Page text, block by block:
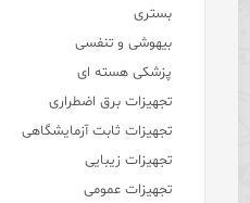
بستری
بیهوشی و تنفسی
پزشکی هسته ای
تجهیزات برق اضطراری
تجهیزات ثابت آزمایشگاهی
تجهیزات زیبایی
تجهیزات عمومی